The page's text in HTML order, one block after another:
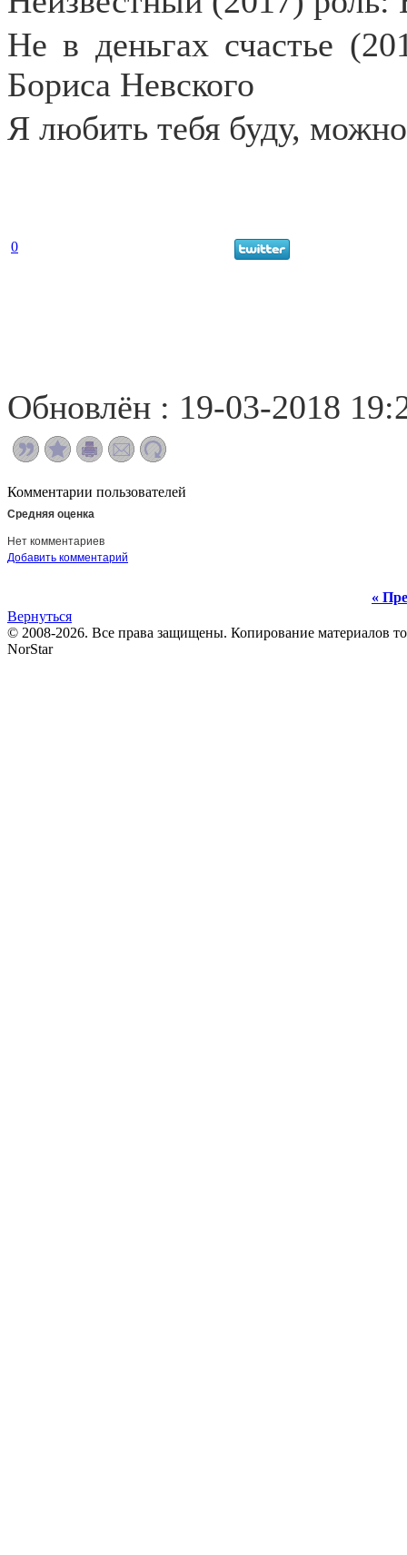
Не в деньгах счастье
Бориса Невского
Я любить тебя буду,
0
Обновлён : 19-03-2018
Комментарии пользователей
Средняя оценка
Нет комментариев
Добавить комментарий
«
Вернуться
© 2008-2026. Все права защищены. Копирование материалов
NorStar